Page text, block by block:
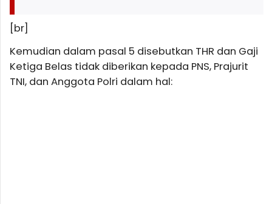
[br]
Kemudian dalam pasal 5 disebutkan THR dan Gaji
Ketiga Belas tidak diberikan kepada PNS, Prajurit
TNI, dan Anggota Polri dalam hal: